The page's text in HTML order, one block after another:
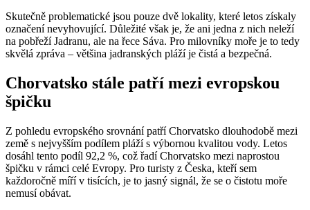
Skutečně problematické jsou pouze dvě lokality, které letos získaly
označení nevyhovující. Důležité však je, že ani jedna z nich neleží
na pobřeží Jadranu, ale na řece Sáva. Pro milovníky moře je to tedy
skvělá zpráva – většina jadranských pláží je čistá a bezpečná.
Chorvatsko stále patří mezi evropskou
špičku
Z pohledu evropského srovnání patří Chorvatsko dlouhodobě mezi
země s nejvyšším podílem pláží s výbornou kvalitou vody. Letos
dosáhl tento podíl 92,2 %, což řadí Chorvatsko mezi naprostou
špičku v rámci celé Evropy. Pro turisty z Česka, kteří sem
každoročně míří v tisících, je to jasný signál, že se o čistotu moře
nemusí obávat.